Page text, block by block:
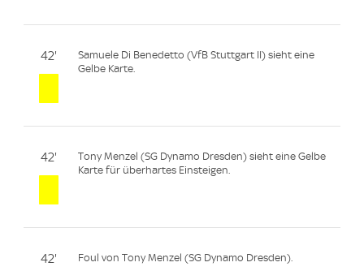
42'
Samuele Di Benedetto (VfB Stuttgart II) sieht eine
Gelbe Karte.
42'
Tony Menzel (SG Dynamo Dresden) sieht eine Gelbe
Karte für überhartes Einsteigen.
42' Foul von Tony Menzel (SG Dynamo Dresden).